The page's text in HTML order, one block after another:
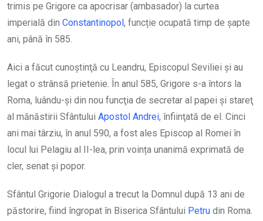
trimis pe Grigore ca apocrisar (ambasador) la curtea
imperială din Constantinopol, funcție ocupată timp de șapte
ani, până în 585.
Aici a făcut cunoştinţă cu Leandru, Episcopul Seviliei şi au
legat o strânsă prietenie. În anul 585, Grigore s-a întors la
Roma, luându-şi din nou funcţia de secretar al papei şi stareţ
al mănăstirii Sfântului Apostol Andrei, înfiinţată de el. Cinci
ani mai târziu, în anul 590, a fost ales Episcop al Romei în
locul lui Pelagiu al II-lea, prin voința unanimă exprimată de
cler, senat și popor.
Sfântul Grigorie Dialogul a trecut la Domnul după 13 ani de
păstorire, fiind îngropat în Biserica Sfântului Petru din Roma.